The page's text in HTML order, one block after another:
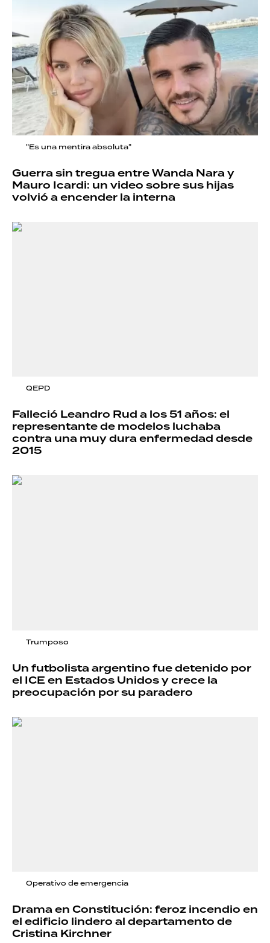
"Es una mentira absoluta"
Guerra sin tregua entre Wanda Nara y
Mauro Icardi: un video sobre sus hijas
volvió a encender la interna
QEPD
Falleció Leandro Rud a los 51 años: el
representante de modelos luchaba
contra una muy dura enfermedad desde
2015
Trumposo
Un futbolista argentino fue detenido por
el ICE en Estados Unidos y crece la
preocupación por su paradero
Operativo de emergencia
Drama en Constitución: feroz incendio en
el edificio lindero al departamento de
Cristina Kirchner